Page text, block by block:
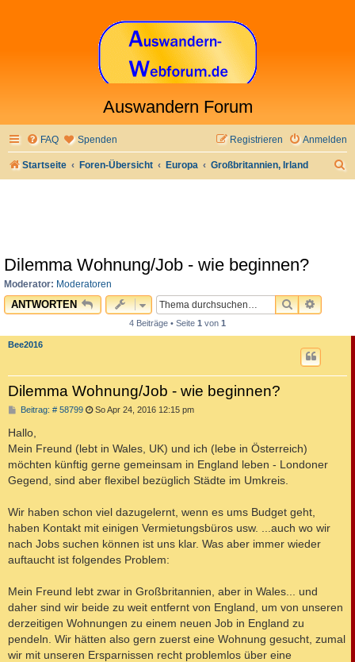
Auswandern Forum
FAQ Spenden Anmelden
Registrieren
Startseite Foren-Übersicht Europa Großbritannien, Irland
Dilemma Wohnung/Job - wie beginnen?
Moderator: Moderatoren
ANTWORTEN SUCHE
4 Beiträge • Seite 1 von 1
Bee2016
Dilemma Wohnung/Job - wie beginnen?
Beitrag: # 58799B
r
g
So Apr 24, 2016 12:15 pm
Hallo,
Mein Freund (lebt in Wales, UK) und ich (lebe in Österreich)
möchten künftig gerne gemeinsam in England leben - Londoner
Gegend, sind aber flexibel bezüglich Städte im Umkreis.
Wir haben schon viel dazugelernt, wenn es ums Budget geht,
haben Kontakt mit einigen Vermietungsbüros usw. ...auch wo wir
nach Jobs suchen können ist uns klar. Was aber immer wieder
auftaucht ist folgendes Problem:
Mein Freund lebt zwar in Großbritannien, aber in Wales... und
daher sind wir beide zu weit entfernt von England, um von unseren
derzeitigen Wohnungen zu einem neuen Job in England zu
pendeln. Wir hätten also gern zuerst eine Wohnung gesucht, zumal
wir mit unseren Ersparnissen recht problemlos über eine